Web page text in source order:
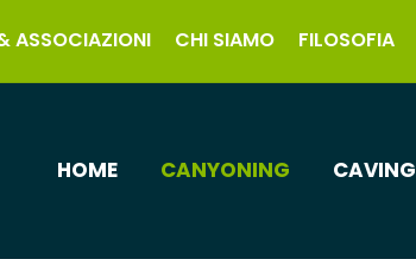
ASSOCIAZIONI CHI SIAMO FILOSOFIA
HOME CANYONING CAVING